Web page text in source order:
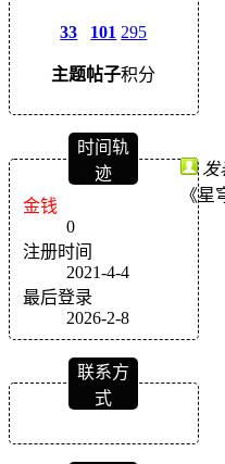
33
主题
101
帖子
295
积分
时间轨
迹
金钱
0
注册时间
2021-4-4
最后登录
2026-2-8
联系方
式
发
《